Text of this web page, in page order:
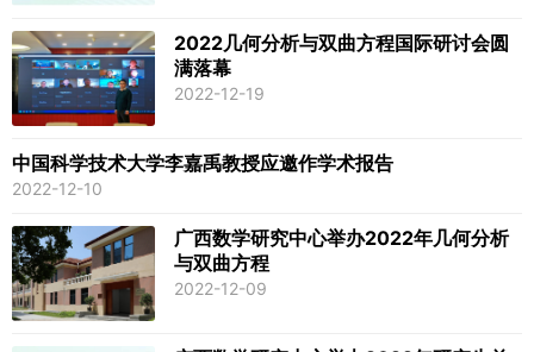
2022几何分析与双曲方程国际研讨会​圆
满落幕
2022-12-19
中国科学技术大学李嘉禹教授应邀作学术报告
2022-12-10
广西数学研究中心举办2022年几何分析
与双曲方程
2022-12-09